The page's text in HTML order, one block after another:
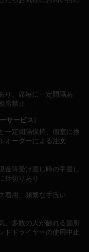
り
席毎に一定間隔あ
席禁止
サービス]
一定間隔保持
個室に換
オーダーによる注文
金等受け渡し時の手渡し
仕切りあり
着用 頻繁な手洗い
多数の人が触れる箇所
ドドライヤーの使用中止